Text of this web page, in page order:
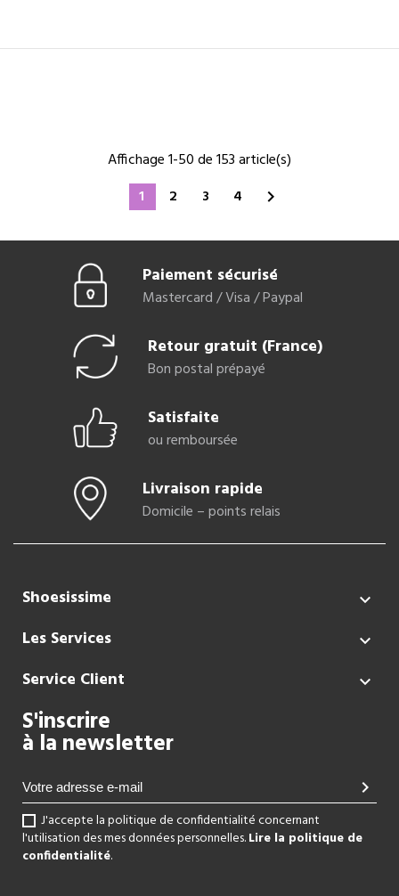
Affichage 1-50 de 153 article(s)
1
2 3 4 
Paiement sécurisé
Mastercard / Visa / Paypal
Retour gratuit (France)
Bon postal prépayé
Satisfaite
ou remboursée
Livraison rapide
Domicile – points relais
Shoesissime 
Les Services 
Service Client 
S'inscrire
à la newsletter
chevron_right
J'accepte la politique de confidentialité concernant
l'utilisation des mes données personnelles.Lire la politique de
confidentialité.